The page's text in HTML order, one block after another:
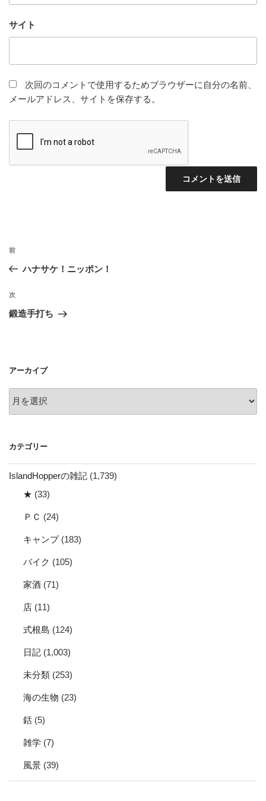
サイト
次回のコメントで使用するためブラウザーに自分の名前、
メールアドレス、サイトを保存する。
投
ビ
ゲ
ン
前
の
稿
前
ハナサケ！ニッポン！
次
の
次
鍛造手打ち
アーカイブ
ー
ブ
カテゴリー
IslandHopperの雑記 (1,739)
★ (33)
ＰＣ (24)
キャンプ(183)
バイク (105)
家酒 (71)
店 (11)
式根島 (124)
日記 (1,003)
未分類 (253)
海の生物 (23)
銛 (5)
雑学 (7)
風景 (39)